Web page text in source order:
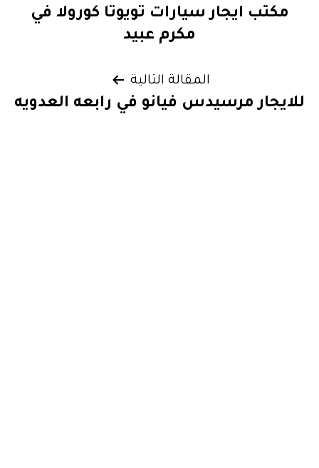
المقالات
مكتب ايجار سيارات تويوتا كورولا في
مكرم عبيد
المقالة التالية
للايجار مرسيدس فيانو في رابعه العدويه